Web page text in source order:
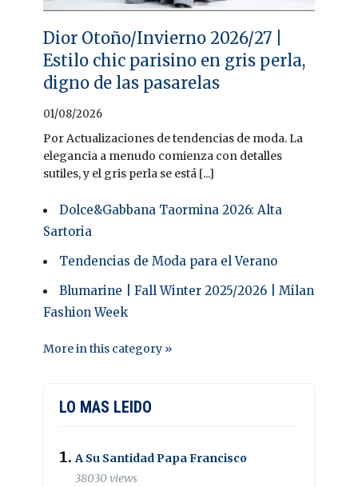
Dior Otoño/Invierno 2026/27 |
Estilo chic parisino en gris perla,
digno de las pasarelas
01/08/2026
Por Actualizaciones de tendencias de moda. La
elegancia a menudo comienza con detalles
sutiles, y el gris perla se está [...]
Dolce&Gabbana Taormina 2026: Alta
Sartoria
Tendencias de Moda para el Verano
Blumarine | Fall Winter 2025/2026 | Milan
Fashion Week
More in this category »
LO MAS LEIDO
A Su Santidad Papa Francisco
38030 views